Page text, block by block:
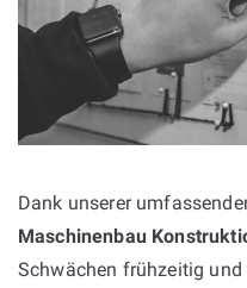
Dank unserer
Maschinenbau
Schwächen frühzeitig